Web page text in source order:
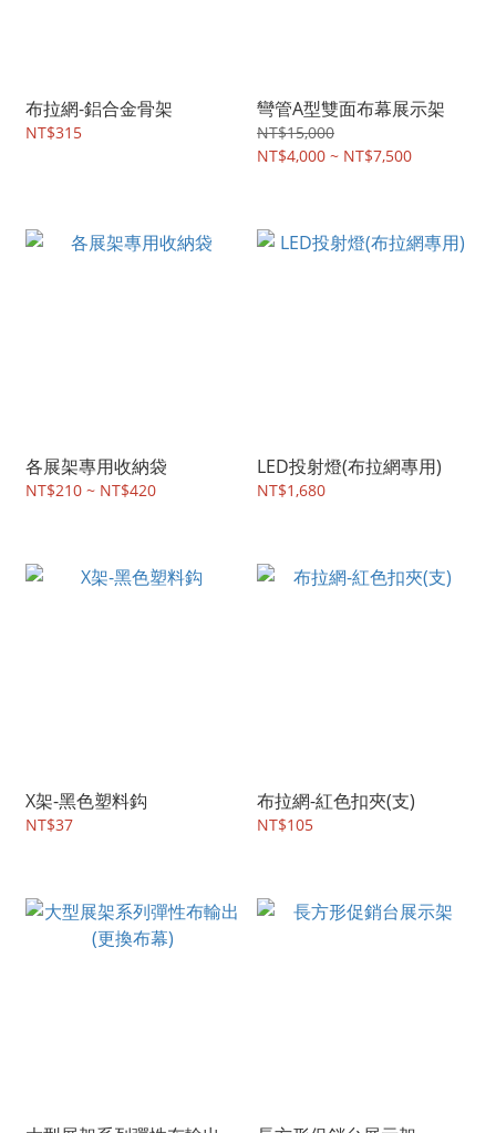
布拉網-鋁合金骨架
NT$315
彎管A型雙面布幕展示架
NT$15,000
NT$4,000 ~ NT$7,500
各展架專用收納袋
NT$210 ~ NT$420
LED投射燈(布拉網專用)
NT$1,680
X架-黑色塑料鈎
NT$37
布拉網-紅色扣夾(支)
NT$105